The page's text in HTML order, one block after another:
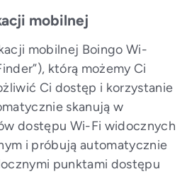
mobilnej
mobilnej Boingo Wi-
którą możemy Ci
Ci dostęp i korzystanie
skanują w
dostępu Wi-Fi widocznych
i próbują automatycznie
punktami dostępu